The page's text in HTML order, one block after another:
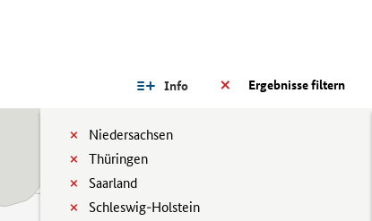
Ergebnisse filtern
Info
Niedersachsen
Thüringen
Saarland
Schleswig-Holstein